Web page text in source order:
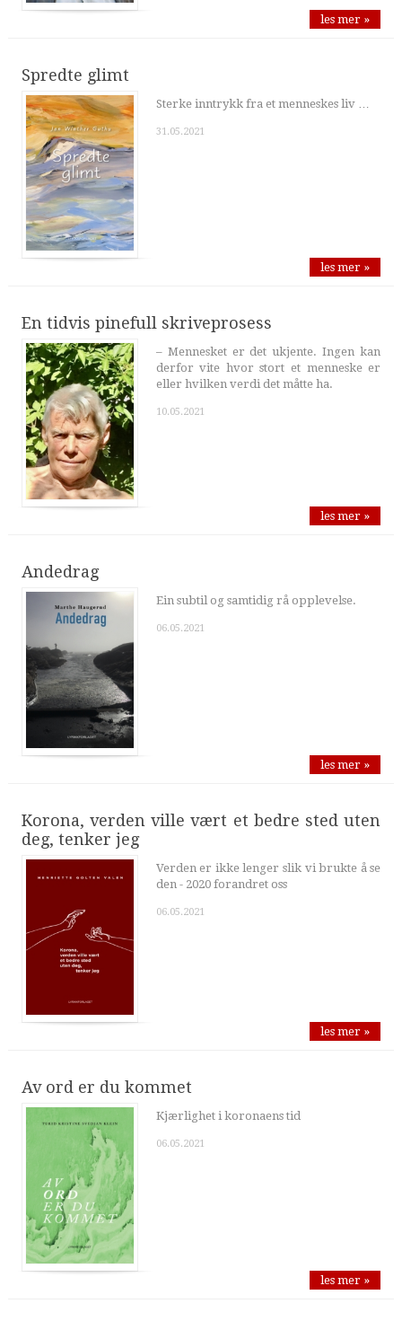
les mer »
Spredte glimt
Sterke inntrykk fra et menneskes liv …
31.05.2021
les mer »
En tidvis pinefull skriveprosess
– Mennesket er det ukjente. Ingen kan
derfor vite hvor stort et menneske er
eller hvilken verdi det måtte ha.
10.05.2021
les mer »
Andedrag
Ein subtil og samtidig rå opplevelse.
06.05.2021
les mer »
Korona, verden ville vært et bedre sted uten
deg, tenker jeg
Verden er ikke lenger slik vi brukte å se
den - 2020 forandret oss
06.05.2021
les mer »
Av ord er du kommet
Kjærlighet i koronaens tid
06.05.2021
les mer »